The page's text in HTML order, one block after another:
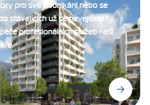
pro své podnikání nebo se
stávajících už se nevejdete?
profesionálních služeb naší